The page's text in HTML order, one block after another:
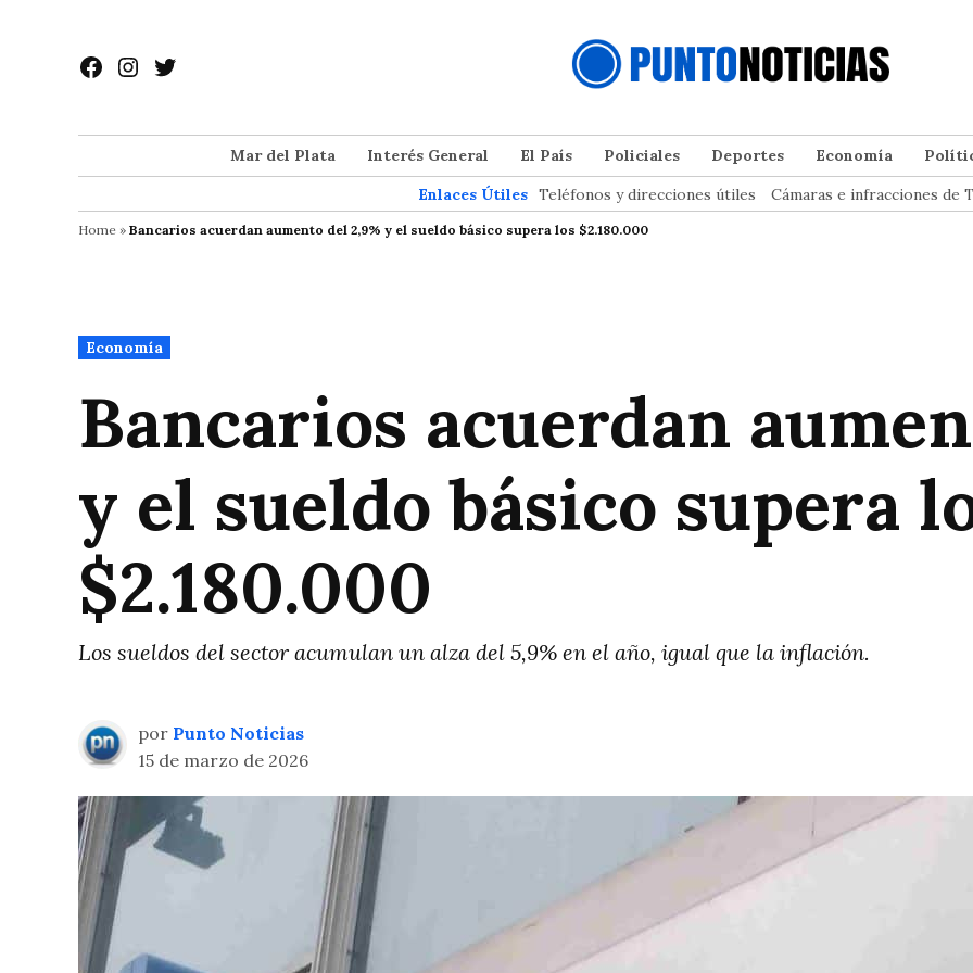
contenido
Facebook
Instagram
Twitter
Mar del Plata Interés General El País Policiales Deportes Economía
Enlaces Útiles Teléfonos y direcciones útiles Cámaras e infracciones de
Home » Bancarios acuerdan aumento del 2,9% y el sueldo básico supera los $2.180.000
Publicado
en
Economía
Bancarios acuerdan
y el sueldo básico supera
$2.180.000
Los sueldos del sector acumulan un alza del 5,9% en el año, igual que la inflación.
por Punto Noticias
15 de marzo de 2026